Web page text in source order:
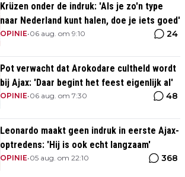
Krüzen onder de indruk: 'Als je zo'n type
naar Nederland kunt halen, doe je iets goed'
OPINIE•06 aug. om 9:10 24
Pot verwacht dat Arokodare cultheld wordt
bij Ajax: 'Daar begint het feest eigenlijk al'
OPINIE•06 aug. om 7:30 48
Leonardo maakt geen indruk in eerste Ajax-
optredens: 'Hij is ook echt langzaam'
OPINIE•05 aug. om 22:10 368